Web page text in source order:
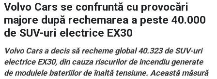
Volvo Cars se confruntă cu provocări
majore după rechemarea a peste 40.000
de SUV-uri electrice EX30
Volvo Cars a decis să recheme global 40.323 de SUV-uri
electrice EX30, din cauza riscurilor de incendiu generate
de modulele bateriilor de înaltă tensiune. Această măsură